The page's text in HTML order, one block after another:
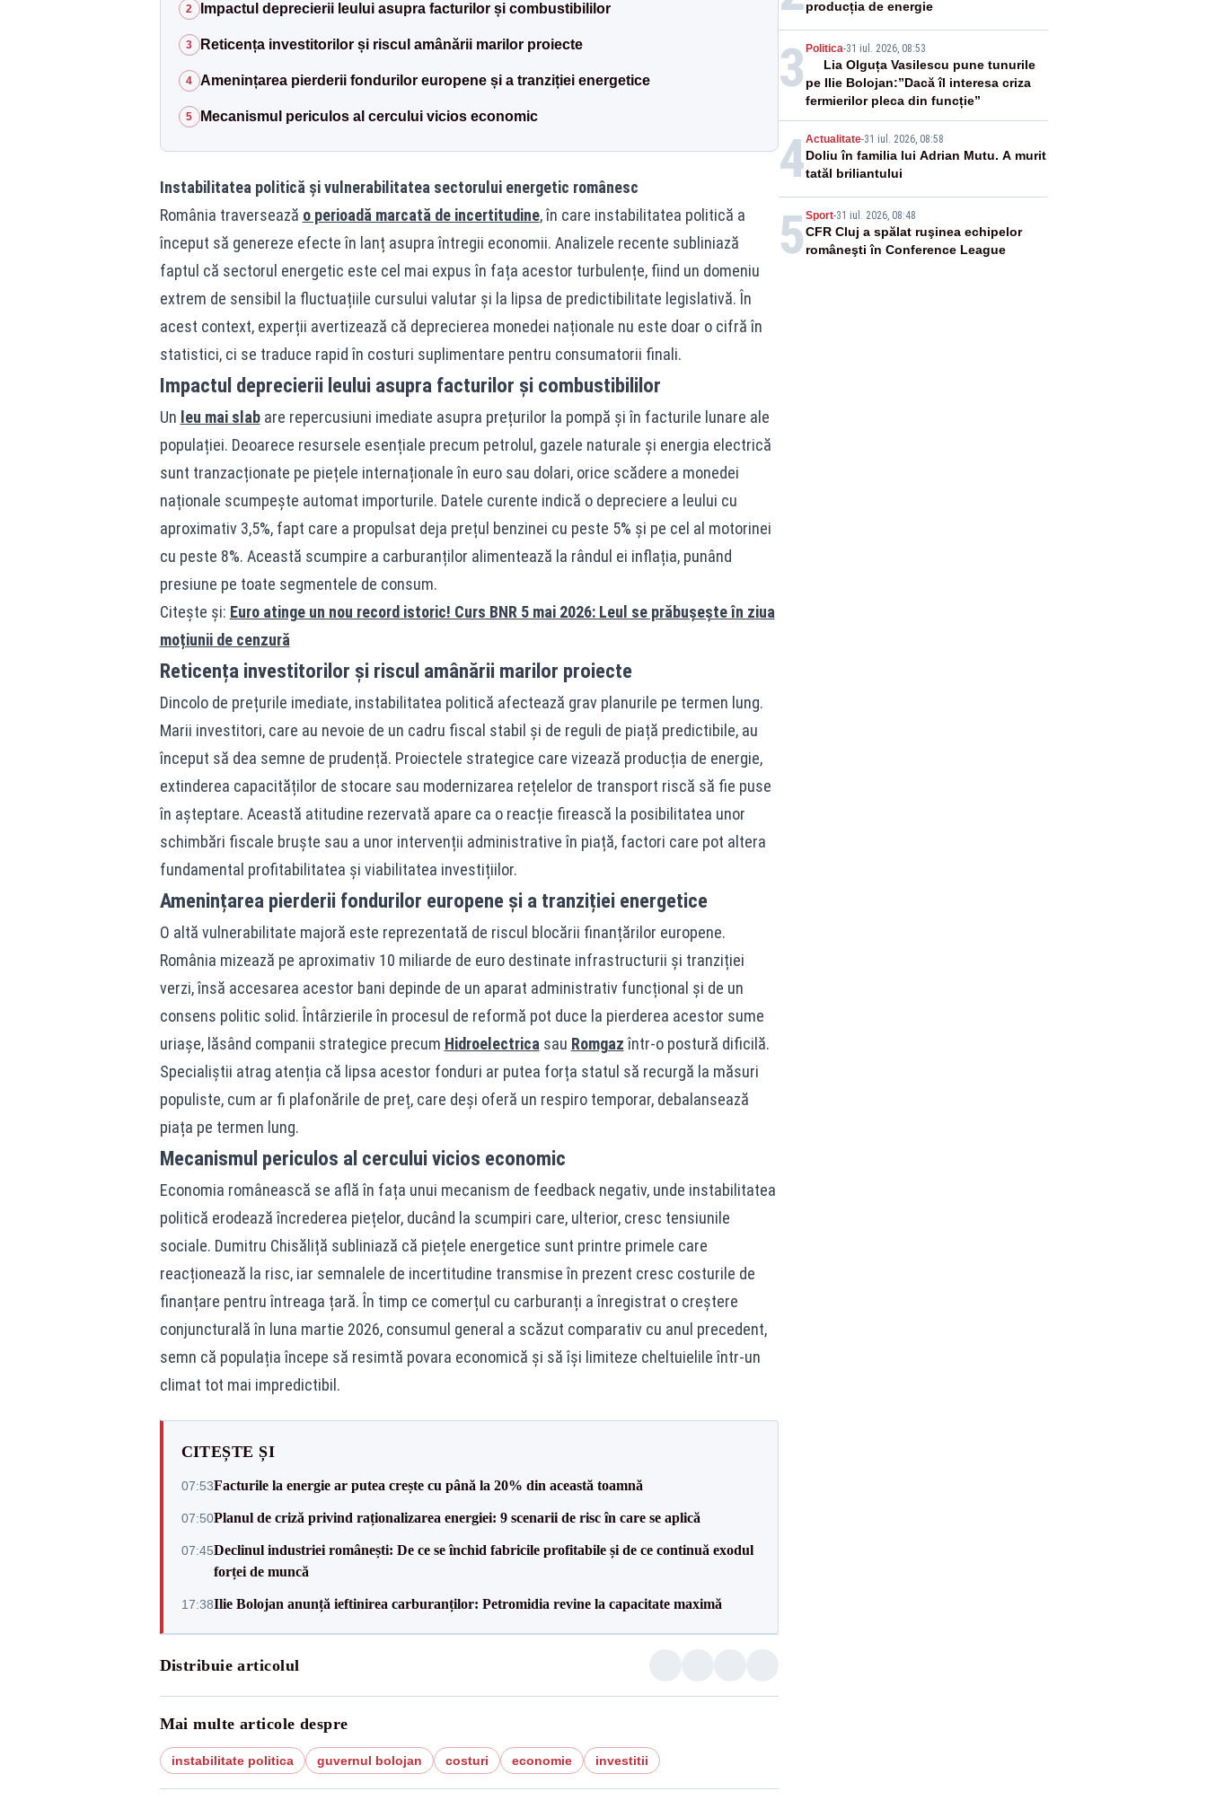
2 Impactul deprecierii leului asupra facturilor și combustibililor
3 Reticența investitorilor și riscul amânării marilor proiecte
4 Amenințarea pierderii fondurilor europene și a tranziției energetice
5 Mecanismul periculos al cercului vicios economic
Instabilitatea politică și vulnerabilitatea sectorului energetic românesc
România traversează o perioadă marcată de incertitudine, în care instabilitatea politică a
început să genereze efecte în lanț asupra întregii economii. Analizele recente subliniază
faptul că sectorul energetic este cel mai expus în fața acestor turbulențe, fiind un domeniu
extrem de sensibil la fluctuațiile cursului valutar și la lipsa de predictibilitate legislativă. În
acest context, experții avertizează că deprecierea monedei naționale nu este doar o cifră în
statistici, ci se traduce rapid în costuri suplimentare pentru consumatorii finali.
Impactul deprecierii leului asupra facturilor și combustibililor
Un leu mai slabare repercusiuni imediate asupra prețurilor la pompă și în facturile lunare ale
populației. Deoarece resursele esențiale precum petrolul, gazele naturale și energia electrică
sunt tranzacționate pe piețele internaționale în euro sau dolari, orice scădere a monedei
naționale scumpește automat importurile. Datele curente indică o depreciere a leului cu
aproximativ 3,5%, fapt care a propulsat deja prețul benzinei cu peste 5% și pe cel al motorinei
cu peste 8%. Această scumpire a carburanților alimentează la rândul ei inflația, punând
presiune pe toate segmentele de consum.
Citește și: Euro atinge un nou record istoric! Curs BNR 5 mai 2026: Leul se prăbușește în ziua
moțiunii de cenzură
Reticența investitorilor și riscul amânării marilor proiecte
Dincolo de prețurile imediate, instabilitatea politică afectează grav planurile pe termen lung.
Marii investitori, care au nevoie de un cadru fiscal stabil și de reguli de piață predictibile, au
început să dea semne de prudență. Proiectele strategice care vizează producția de energie,
extinderea capacităților de stocare sau modernizarea rețelelor de transport riscă să fie puse
în așteptare. Această atitudine rezervată apare ca o reacție firească la posibilitatea unor
schimbări fiscale bruște sau a unor intervenții administrative în piață, factori care pot altera
fundamental profitabilitatea și viabilitatea investițiilor.
Amenințarea pierderii fondurilor europene și a tranziției energetice
O altă vulnerabilitate majoră este reprezentată de riscul blocării finanțărilor europene.
România mizează pe aproximativ 10 miliarde de euro destinate infrastructurii și tranziției
verzi, însă accesarea acestor bani depinde de un aparat administrativ funcțional și de un
consens politic solid. Întârzierile în procesul de reformă pot duce la pierderea acestor sume
uriașe, lăsând companii strategice precum Hidroelectrica sau Romgazîntr-o postură dificilă.
Specialiștii atrag atenția că lipsa acestor fonduri ar putea forța statul să recurgă la măsuri
populiste, cum ar fi plafonările de preț, care deși oferă un respiro temporar, debalansează
piața pe termen lung.
Mecanismul periculos al cercului vicios economic
Economia românească se află în fața unui mecanism de feedback negativ, unde instabilitatea
politică erodează încrederea piețelor, ducând la scumpiri care, ulterior, cresc tensiunile
sociale. Dumitru Chisăliță subliniază că piețele energetice sunt printre primele care
reacționează la risc, iar semnalele de incertitudine transmise în prezent cresc costurile de
finanțare pentru întreaga țară. În timp ce comerțul cu carburanți a înregistrat o creștere
conjuncturală în luna martie 2026, consumul general a scăzut comparativ cu anul precedent,
semn că populația începe să resimtă povara economică și să își limiteze cheltuielile într-un
climat tot mai impredictibil.
CITEȘTE ȘI
07:53Facturile la energie ar putea crește cu până la 20% din această toamnă
07:50Planul de criză privind raționalizarea energiei: 9 scenarii de risc în care se aplică
07:45Declinul industriei românești: De ce se închid fabricile profitabile și de ce continuă exodul
forței de muncă
17:38Ilie Bolojan anunță ieftinirea carburanților: Petromidia revine la capacitate maximă
Distribuie articolul
Mai multe articole despre
instabilitate politica guvernul bolojan costuri economie investitii
producția de energie
3 Politica-31 iul. 2026, 08:53
Lia Olguța Vasilescu pune tunurile
pe Ilie Bolojan:”Dacă îl interesa criza
fermierilor pleca din funcție”
4Actualitate-31 iul. 2026, 08:58
Doliu în familia lui Adrian Mutu. A murit
tatăl briliantului
5 Sport-31 iul. 2026, 08:48
CFR Cluj a spălat ruşinea echipelor
româneşti în Conference League